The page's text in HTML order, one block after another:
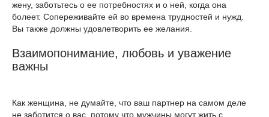
жену, заботьтесь о ее потребностях и о ней, когда она
болеет. Сопереживайте ей во времена трудностей и нужд.
Вы также должны удовлетворить ее желания.
Взаимопонимание, любовь и уважение
важны
Как женщина, не думайте, что ваш партнер на самом деле
не заботится о вас, потому что мужчины могут жить с